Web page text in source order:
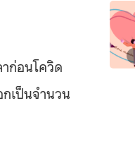
ก่อนโควิด
เป็นจำนวน